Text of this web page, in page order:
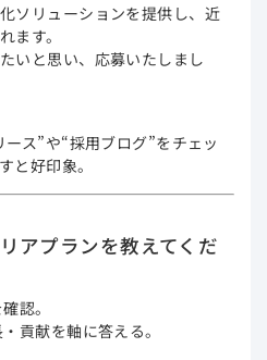
ソリューションを提供し、近
ます。
いと思い、応募いたしまし
ス”や“採用ブログ”をチェッ
と好印象。
アプランを教えてくだ
認。
貢献を軸に答える。